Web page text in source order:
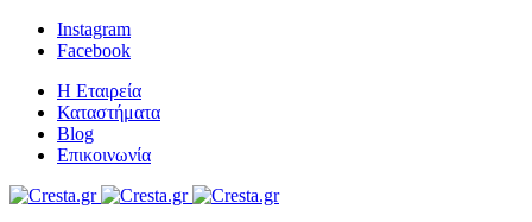
Instagram
Facebook
Η Εταιρεία
Καταστήματα
Blog
Επικοινωνία